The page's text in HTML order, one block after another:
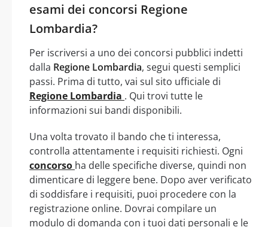
esami dei concorsi Regione
Lombardia?
Per iscriversi a uno dei concorsi pubblici indetti
dalla Regione Lombardia, segui questi semplici
passi. Prima di tutto, vai sul sito ufficiale di
Regione Lombardia . Qui trovi tutte le
informazioni sui bandi disponibili.
Una volta trovato il bando che ti interessa,
controlla attentamente i requisiti richiesti. Ogni
concorso ha delle specifiche diverse, quindi non
dimenticare di leggere bene. Dopo aver verificato
di soddisfare i requisiti, puoi procedere con la
registrazione online. Dovrai compilare un
modulo di domanda con i tuoi dati personali e le